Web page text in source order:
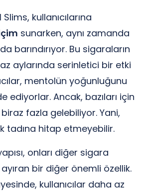
kullanıcılarına
sunarken, aynı zamanda
barındırıyor. Bu sigaraların
aylarında serinletici bir etki
mentolün yoğunluğunu
ediyorlar. Ancak, bazıları için
fazla gelebiliyor. Yani,
tadına hitap etmeyebilir.
onları diğer sigara
bir diğer önemli özellik.
kullanıcılar daha az